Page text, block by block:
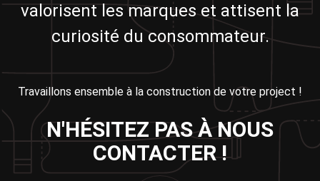
valorisent les marques et attisent la
curiosité du consommateur.
Travaillons ensemble à la construction de votre project !
N'HÉSITEZ PAS À NOUS
CONTACTER !